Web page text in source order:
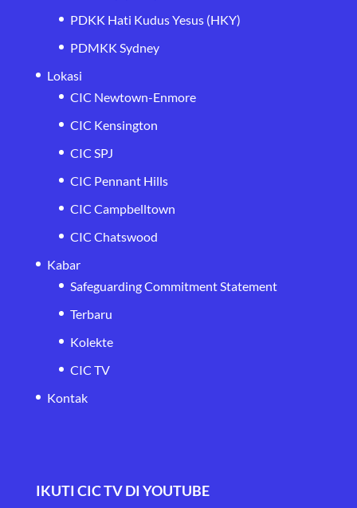
PDKK Hati Kudus Yesus (HKY)
PDMKK Sydney
Lokasi
CIC Newtown-Enmore
CIC Kensington
CIC SPJ
CIC Pennant Hills
CIC Campbelltown
CIC Chatswood
Kabar
Safeguarding Commitment Statement
Terbaru
Kolekte
CIC TV
Kontak
IKUTI CIC TV DI YOUTUBE